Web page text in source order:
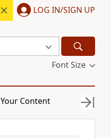
LOG IN/SIGN UP
Font Size
Your Content